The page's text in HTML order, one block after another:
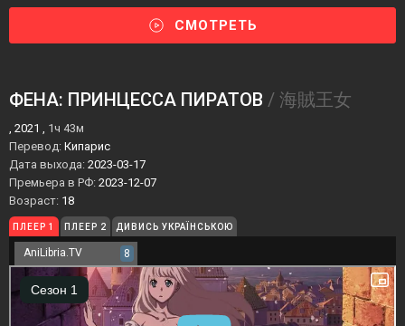
СМОТРЕТЬ
ФЕНА: ПРИНЦЕССА ПИРАТОВ / 海賊王女
, 2021 , 1ч 43м
Перевод: Кипарис
Дата выхода: 2023-03-17
Премьера в РФ: 2023-12-07
Возраст: 18
ПЛЕЕР 1 ПЛЕЕР 2 ДИВИСЬ УКРАЇНСЬКОЮ
AniLibria.TV 8